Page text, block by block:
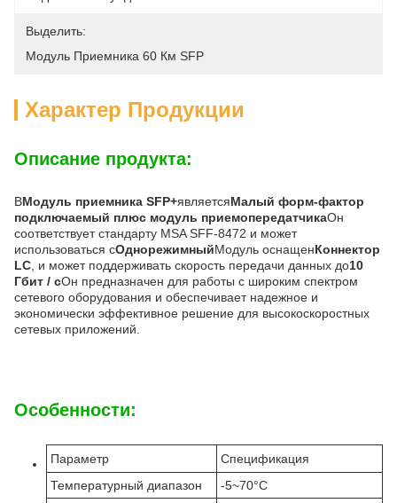
Выделить:
Модуль Приемника 60 Км SFP
Характер Продукции
Описание продукта:
ВМодуль приемника SFP+являетсяМалый форм-фактор
подключаемый плюс модуль приемопередатчикаОн
соответствует стандарту MSA SFF-8472 и может
использоваться сОднорежимныйМодуль оснащенКоннектор
LC , и может поддерживать скорость передачи данных до10
Гбит / сОн предназначен для работы с широким спектром
сетевого оборудования и обеспечивает надежное и
экономически эффективное решение для высокоскоростных
сетевых приложений.
Особенности:
Параметр
Спецификация
Температурный диапазон
-5~70°C